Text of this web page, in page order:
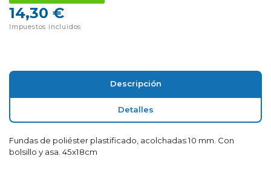
14,30 €
Impuestos incluidos
Descripción
Detalles
Fundas de poliéster plastificado, acolchadas 10 mm. Con
bolsillo y asa. 45x18cm